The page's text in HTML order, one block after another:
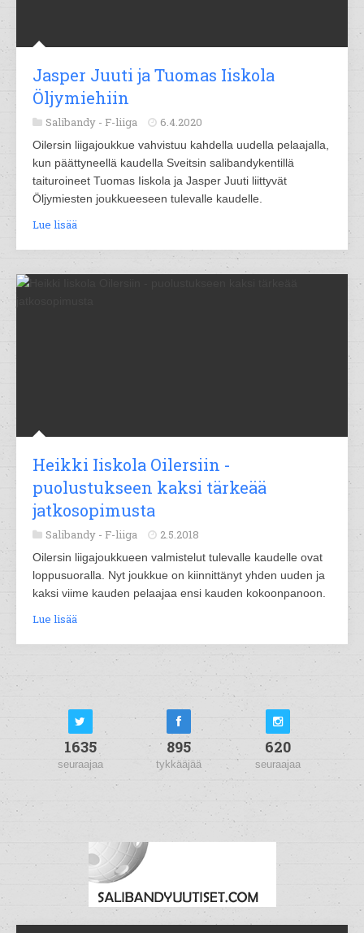
Jasper Juuti ja Tuomas Iiskola
Öljymiehiin
Salibandy - F-liiga 6.4.2020
Oilersin liigajoukkue vahvistuu kahdella uudella pelaajalla,
kun päättyneellä kaudella Sveitsin salibandykentillä
taituroineet Tuomas Iiskola ja Jasper Juuti liittyvät
Öljymiesten joukkueeseen tulevalle kaudelle.
Lue lisää
Heikki Iiskola Oilersiin -
puolustukseen kaksi tärkeää
jatkosopimusta
Salibandy - F-liiga 2.5.2018
Oilersin liigajoukkueen valmistelut tulevalle kaudelle ovat
loppusuoralla. Nyt joukkue on kiinnittänyt yhden uuden ja
kaksi viime kauden pelaajaa ensi kauden kokoonpanoon.
Lue lisää
1635
seuraajaa
895
tykkääjää
620
seuraajaa